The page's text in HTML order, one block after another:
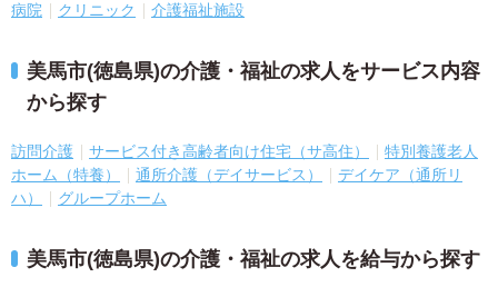
病院 クリニック 介護福祉施設
美馬市(徳島県)の介護・福祉の求人をサービス内容
から探す
訪問介護 サービス付き高齢者向け住宅（サ高住）
特別養護老人
ホーム（特養）
通所介護（デイサービス）
デイケア（通所リ
ハ）
グループホーム
美馬市(徳島県)の介護・福祉の求人を給与から探す